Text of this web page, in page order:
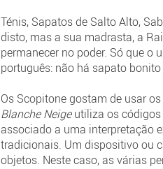
Ténis, Sapatos de Salto Alto,
disto, mas a sua madrasta, a
permanecer no poder. Só que o
português: não há sapato
Os Scopitone gostam de usar
Blanche Neigeutiliza os códigos
associado a uma interpretação
tradicionais. Um dispositivo ou
objetos. Neste caso, as várias